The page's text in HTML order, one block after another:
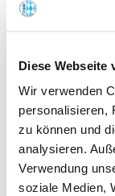
Diese Webseite
Wir verwenden
personalisieren,
zu können und
analysieren.
Verwendung
soziale Medien,
Offene
Tagen
Wirte-
Partner